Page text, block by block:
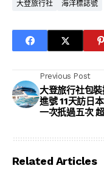
大登旅行社 海洋標誌號
Previous Post
大登旅行社包
進號 11天訪日
一次扺過五次
Related Articles